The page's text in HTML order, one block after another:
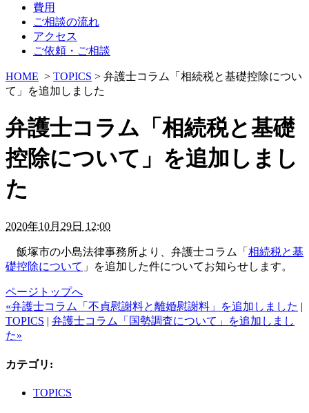
費用
ご相談の流れ
アクセス
ご依頼・ご相談
HOME > TOPICS > 弁護士コラム「相続税と基礎控除につい
て」を追加しました
弁護士コラム「相続税と基礎
控除について」を追加しまし
た
2020年10月29日 12:00
飯塚市の小島法律事務所より、弁護士コラム「 相続税と基
礎控除について 」を追加した件についてお知らせします。
ページトップへ
«弁護士コラム「不貞慰謝料と離婚慰謝料」を追加しました |
TOPICS | 弁護士コラム「国勢調査について」を追加しまし
た»
カテゴリ :
TOPICS